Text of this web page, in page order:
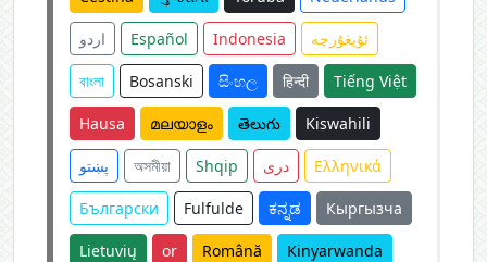
اردو Español Indonesia ئۇيغۇرچە
বাংলা Bosanski සිංහල हिन्दी Tiếng Việt
Hausa മലയാളം తెలుగు Kiswahili
پښتو অসমীয়া Shqip دری Ελληνικά
Български Fulfulde ಕನ್ನಡ Кыргызча
Lietuvių or Română Kinyarwanda